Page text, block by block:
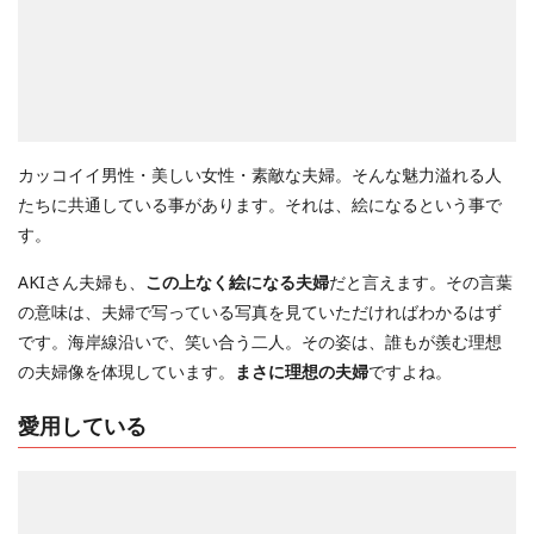
カッコイイ男性・美しい女性・素敵な夫婦。そんな魅力溢れる人
たちに共通している事があります。それは、絵になるという事で
す。
AKIさん夫婦も、 この上なく絵になる夫婦だと言えます。その言葉
の意味は、夫婦で写っている写真を見ていただければわかるはず
です。海岸線沿いで、笑い合う二人。その姿は、誰もが羨む理想
の夫婦像を体現しています。 まさに理想の夫婦ですよね。
愛用している